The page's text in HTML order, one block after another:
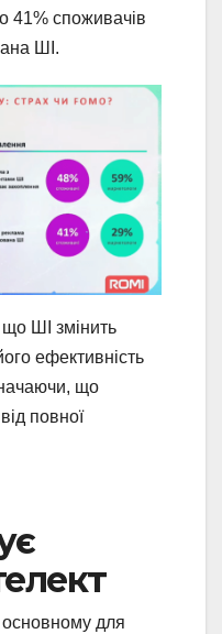
41% споживачів
ШІ.
ШІ змінить
ефективність
що
повної
основному для